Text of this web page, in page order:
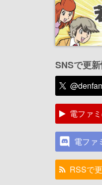
SNSで更
電ファ
電ファ
RSSで